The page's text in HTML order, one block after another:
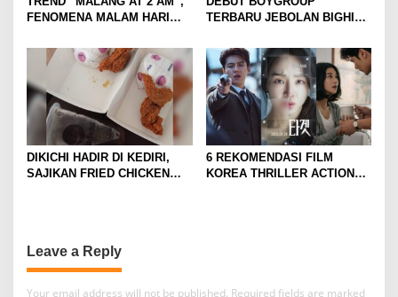
FENOMENA MALAM HARI
KALANGAN ANAK MUDA
TERBARU JEBOLAN BIGHIT,
ANTUSIASME DAN RASA
PENASARAN
DIKICHI HADIR DI KEDIRI,
SAJIKAN FRIED CHICKEN
6 REKOMENDASI FILM
KOREA THRILLER ACTION
Leave a Reply
Your email address will not be published. Required fields are marked